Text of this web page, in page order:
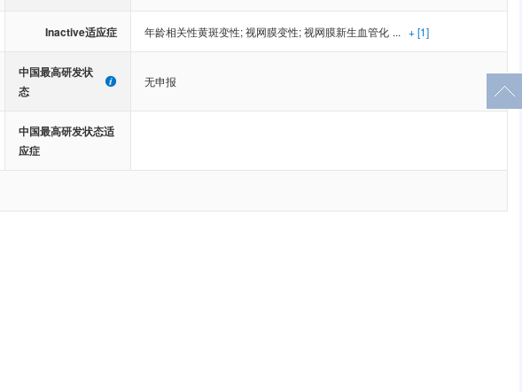
Inactive适应症 年龄相关性黄斑变性;视网膜变性;视网膜新生血管化 ... + [1]
中国最高研发状
态
无申报
中国最高研发状态适
应症